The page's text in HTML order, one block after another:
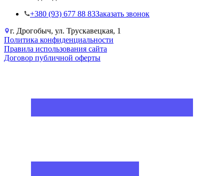
+38‎0 (93) 677 88 83Заказать звонок
г. Дрогобыч, ул. Трускавецкая, 1
Политика конфиденциальности
Правила использования сайта
Договор публичной оферты